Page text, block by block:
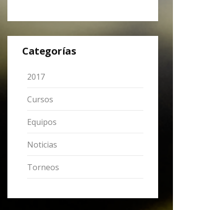
Categorías
2017
Cursos
Equipos
Noticias
Torneos